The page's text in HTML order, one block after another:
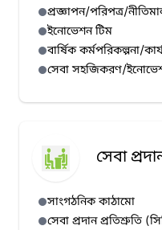
প্রজ্ঞাপন/পরিপত্র/
ইনোভেশন টিম
বার্ষিক কর্মপরিকল্পনা/
সেবা সহজিকরণ/
সেবা
সাংগঠনিক কাঠামো
সেবা প্রদান প্রতিশ্রুতি